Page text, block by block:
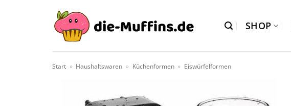
SHOP
Start » Haushaltswaren » Küchenformen » Eiswürfelformen